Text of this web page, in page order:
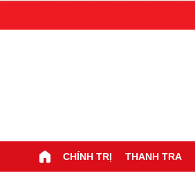
CHÍNH TRỊ THANH TRA